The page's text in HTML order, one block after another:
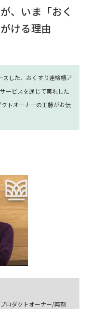
、いま「おく
ける理由
した、おくすり連絡帳ア
ービスを通じて実現した
トオーナーの工藤がお伝
ロダクトオーナー/薬剤